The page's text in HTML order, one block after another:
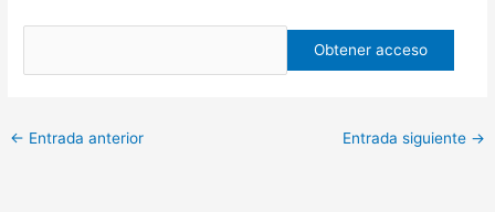
← Entrada anterior Entrada siguiente →